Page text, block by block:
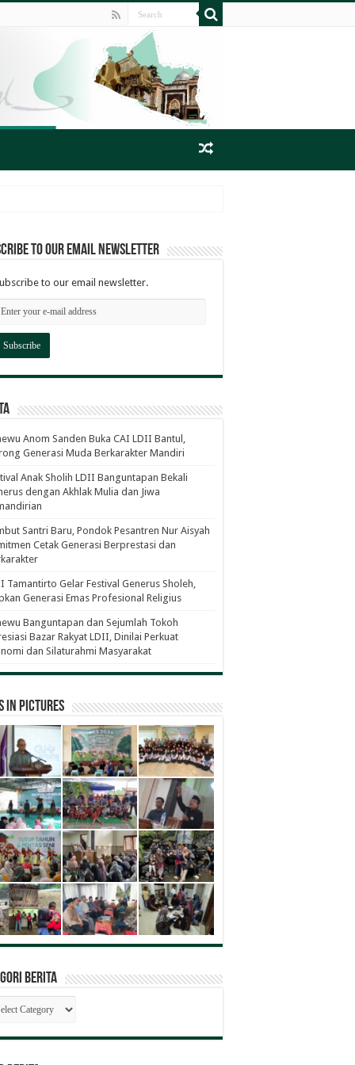
to our email newsletter
to our email newsletter.
Anom Sanden Buka CAI LDII Bantul,
Generasi Muda Berkarakter Mandiri
Anak Sholih LDII Banguntapan Bekali
dengan Akhlak Mulia dan Jiwa
Santri Baru, Pondok Pesantren Nur Aisyah
Cetak Generasi Berprestasi dan
Tamantirto Gelar Festival Generus Sholeh,
Generasi Emas Profesional Religius
Banguntapan dan Sejumlah Tokoh
Bazar Rakyat LDII, Dinilai Perkuat
dan Silaturahmi Masyarakat
in Pictures
Berita